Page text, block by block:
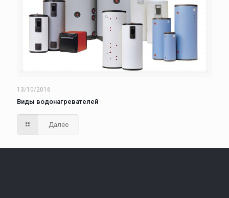
13/10/2016
Виды водонагревателей
Далее